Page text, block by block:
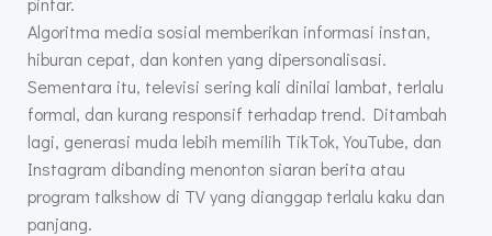
Algoritma media sosial memberikan informasi instan,
hiburan cepat, dan konten yang dipersonalisasi.
Sementara itu, televisi sering kali dinilai lambat, terlalu
formal, dan kurang responsif terhadap trend. Ditambah
lagi, generasi muda lebih memilih TikTok, YouTube, dan
Instagram dibanding menonton siaran berita atau
program talkshow di TV yang dianggap terlalu kaku dan
panjang.